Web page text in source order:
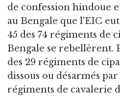
de confession hindoue
au Bengale que l'EIC
45 des 74 régiments de
Bengale se rebellèrent.
des 29 régiments de
dissous ou désarmés
régiments de cavalerie